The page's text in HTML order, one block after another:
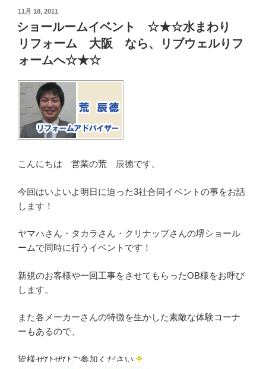
投
稿
日:
11月 18, 2011
ショールームイベント ☆★☆水まわり
リフォーム 大阪 なら、リブウェルりフ
ォームへ☆★☆
こんにちは 営業の荒 辰徳です。
今回はいよいよ明日に迫った3社合同イベントの事をお話
します！
ヤマハさん・タカラさん・クリナップさんの堺ショール
ームで同時に行うイベントです！
新規のお客様や一回工事をさせてもらったOB様をお呼び
します。
また各メーカーさんの特徴を生かした素敵な体験コーナ
ーもあるので、
皆様ぜひぜひご参加ください